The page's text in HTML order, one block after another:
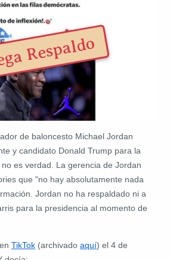
Respaldo
de baloncesto Michael Jordan
y candidato Donald Trump para la
es verdad. La gerencia de Jordan
que "no hay absolutamente nada
Jordan no ha respaldado ni a
para la presidencia al momento de
TikTok (archivado aquí) el 4 de